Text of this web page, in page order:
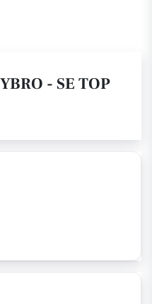
- SE TOP